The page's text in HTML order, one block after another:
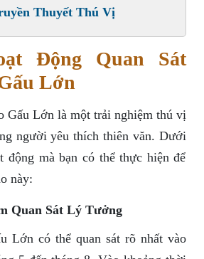
Thuyết Thú Vị
Động Quan Sát
Lớn
Gấu Lớn là một trải nghiệm thú vị
người yêu thích thiên văn. Dưới
động mà bạn có thể thực hiện để
này:
Quan Sát Lý Tưởng
Lớn có thể quan sát rõ nhất vào